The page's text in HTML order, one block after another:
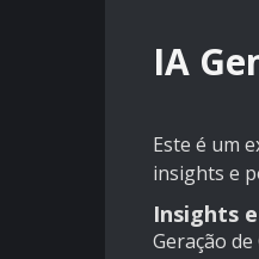
IA
Este é um
insights e
Insights
Geração